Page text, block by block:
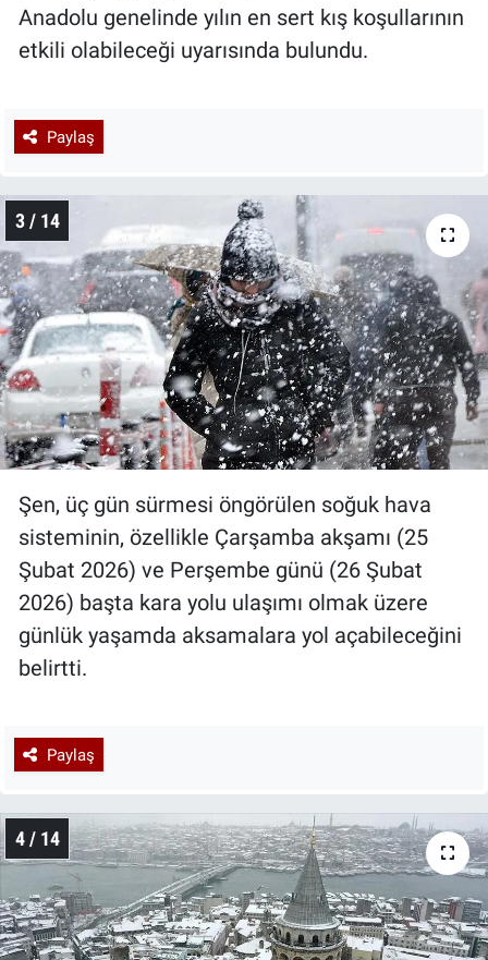
Anadolu genelinde yılın en sert kış koşullarının
etkili olabileceği uyarısında bulundu.
Paylaş
3 / 14
Şen, üç gün sürmesi öngörülen soğuk hava
sisteminin, özellikle Çarşamba akşamı (25
Şubat 2026) ve Perşembe günü (26 Şubat
2026) başta kara yolu ulaşımı olmak üzere
günlük yaşamda aksamalara yol açabileceğini
belirtti.
Paylaş
4 / 14